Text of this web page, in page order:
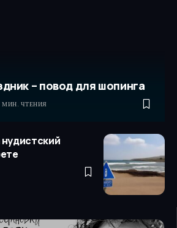
– повод для шопинга
МИН. ЧТЕНИЯ